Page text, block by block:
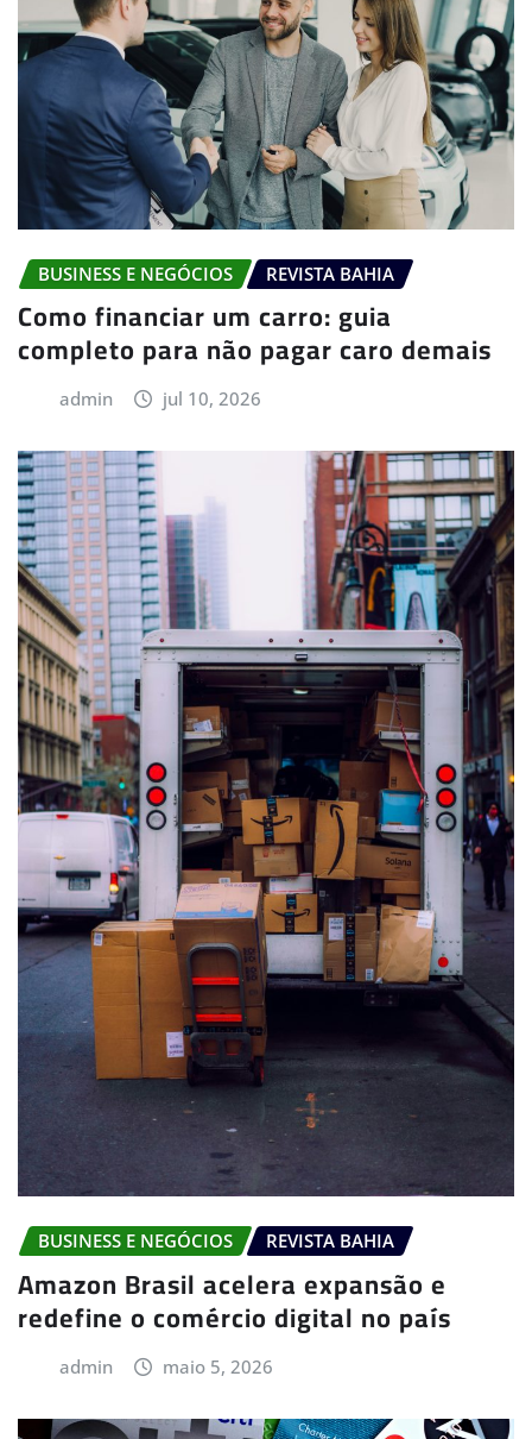
BUSINESS E NEGÓCIOS REVISTA BAHIA
Como financiar um carro: guia
completo para não pagar caro demais
admin jul 10, 2026
BUSINESS E NEGÓCIOS REVISTA BAHIA
Amazon Brasil acelera expansão e
redefine o comércio digital no país
admin maio 5, 2026